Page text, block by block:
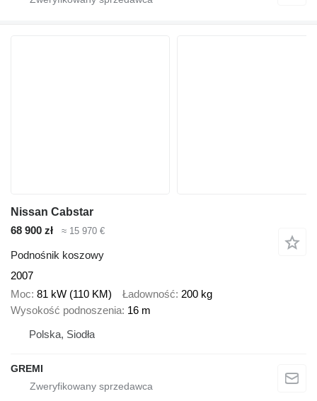
Nissan Cabstar
68 900 zł
≈ 15 970 €
Podnośnik koszowy
2007
Moc 81 kW (110 KM) Ładowność 200 kg
Wysokość podnoszenia 16 m
Polska, Siodła
GREMI